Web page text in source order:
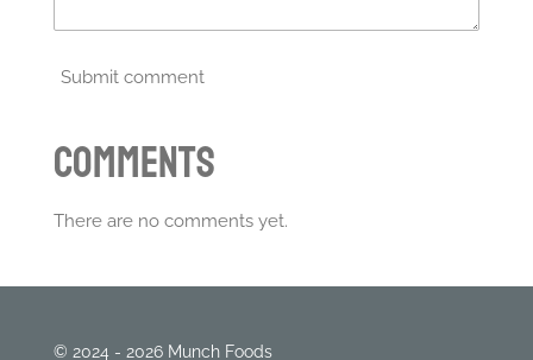
Submit comment
Comments
There are no comments yet.
© 2024 - 2026 Munch Foods